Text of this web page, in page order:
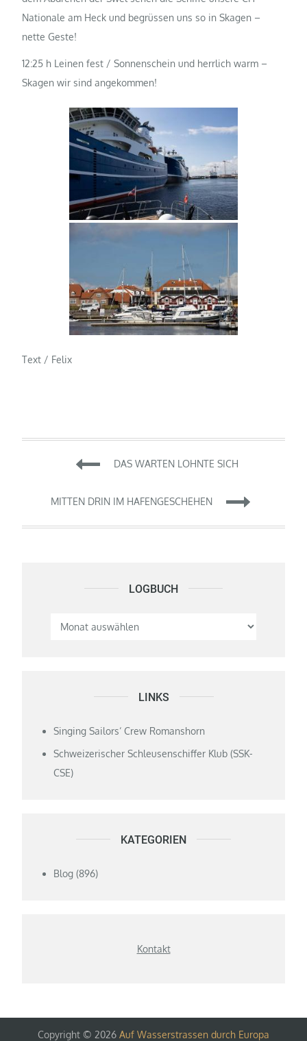
Nationale am Heck und begrüssen uns so in Skagen –
nette Geste!
12:25 h Leinen fest / Sonnenschein und herrlich warm –
Skagen wir sind angekommen!
Text / Felix
Beitragsnavigation
DAS WARTEN LOHNTE SICH
MITTEN DRIN IM HAFENGESCHEHEN
LOGBUCH Logbuch
LINKS
Singing Sailors‘ Crew Romanshorn
Schweizerischer Schleusenschiffer Klub (SSK-
CSE)
KATEGORIEN
Blog (896)
Kontakt
Copyright © 2026 Auf Wasserstrassen durch Europa